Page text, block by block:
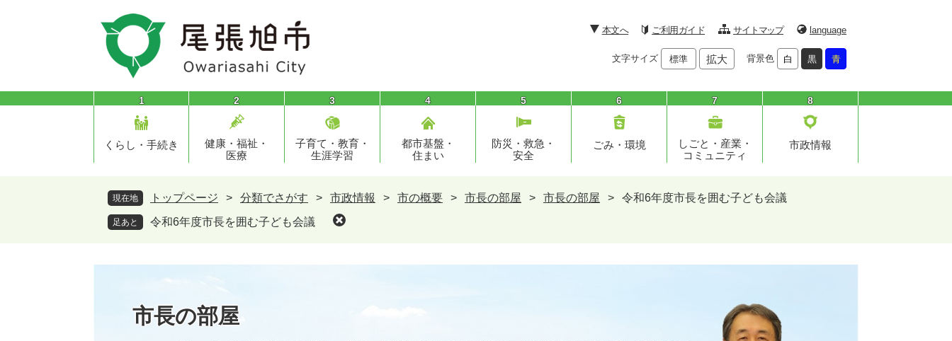
頭
飛
本文へ ご利用ガイド サイトマップ language
文字サイズ 標準 拡大 背景色 白 黒 青
1
くらし・手続き
2
健康・福祉・
医療
3
子育て・教育・
生涯学習
4
都市基盤・
住まい
5
防災・救急・
安全
6
ごみ・環境
7
しごと・産業・
コミュニティ
8
市政情報
現在地 トップページ > 分類でさがす > 市政情報 > 市の概要 > 市長の部屋 > 市長の部屋 > 令和6年度市長を囲む子ども会議
足あと 令和6年度市長を囲む子ども会議
市長の部屋